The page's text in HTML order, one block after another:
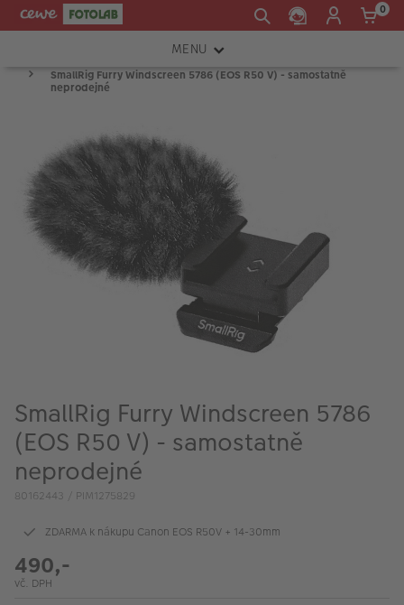
0
MENU
FOTOAPARÁTY
ATELIÉR
INSTAX™
TISKÁRNY A SKENERY
FOTOBRAŠNY
VÝPRODEJ
FOTO BAZAR
Akce a slevy
Fotoprodukty
SmallRig Furry Windscreen 5786 (EOS R50 V) - samostatně
neprodejné
SmallRig Furry Windscreen 5786
(EOS R50 V) - samostatně
neprodejné
80162443 / PIM1275829
ZDARMA k nákupu Canon EOS R50V + 14-30mm
490,-
vč. DPH